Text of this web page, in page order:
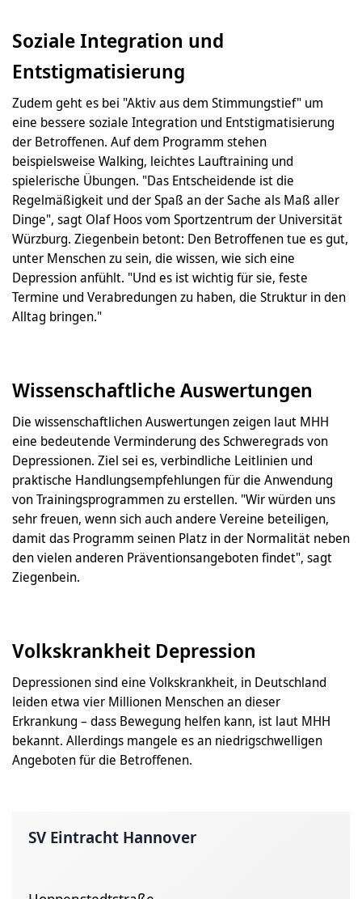
Soziale Integration und
Entstigmatisierung
Zudem geht es bei "Aktiv aus dem Stimmungstief" um
eine bessere soziale Integration und Entstigmatisierung
der Betroffenen. Auf dem Programm stehen
beispielsweise Walking, leichtes Lauftraining und
spielerische Übungen. "Das Entscheidende ist die
Regelmäßigkeit und der Spaß an der Sache als Maß aller
Dinge", sagt Olaf Hoos vom Sportzentrum der Universität
Würzburg. Ziegenbein betont: Den Betroffenen tue es gut,
unter Menschen zu sein, die wissen, wie sich eine
Depression anfühlt. "Und es ist wichtig für sie, feste
Termine und Verabredungen zu haben, die Struktur in den
Alltag bringen."
Wissenschaftliche Auswertungen
Die wissenschaftlichen Auswertungen zeigen laut MHH
eine bedeutende Verminderung des Schweregrads von
Depressionen. Ziel sei es, verbindliche Leitlinien und
praktische Handlungsempfehlungen für die Anwendung
von Trainingsprogrammen zu erstellen. "Wir würden uns
sehr freuen, wenn sich auch andere Vereine beteiligen,
damit das Programm seinen Platz in der Normalität neben
den vielen anderen Präventionsangeboten findet", sagt
Ziegenbein.
Volkskrankheit Depression
Depressionen sind eine Volkskrankheit, in Deutschland
leiden etwa vier Millionen Menschen an dieser
Erkrankung – dass Bewegung helfen kann, ist laut MHH
bekannt. Allerdings mangele es an niedrigschwelligen
Angeboten für die Betroffenen.
SV Eintracht Hannover